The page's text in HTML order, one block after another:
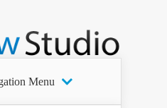
Menu